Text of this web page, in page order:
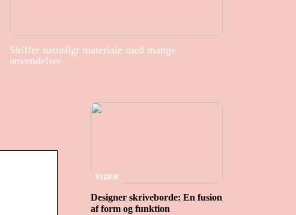
Skiffer naturligt materiale med mange
anvendelser
VIDEN
Designer skriveborde: En fusion
af form og funktion